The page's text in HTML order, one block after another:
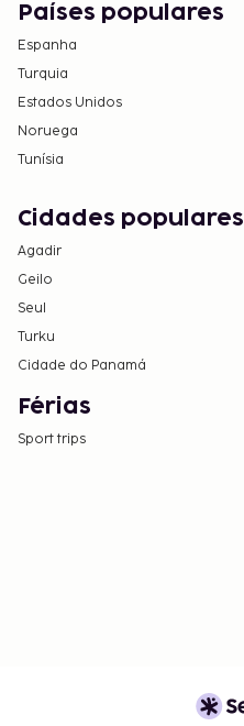
Países populares
Espanha
Turquia
Estados Unidos
Noruega
Tunísia
Cidades populares
Agadir
Geilo
Seul
Turku
Cidade do Panamá
Férias
Sport trips